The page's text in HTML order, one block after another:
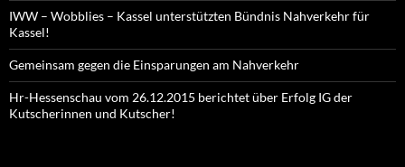
IWW – Wobblies – Kassel unterstützten Bündnis Nahverkehr für
Kassel!
Gemeinsam gegen die Einsparungen am Nahverkehr
Hr-Hessenschau vom 26.12.2015 berichtet über Erfolg IG der
Kutscherinnen und Kutscher!